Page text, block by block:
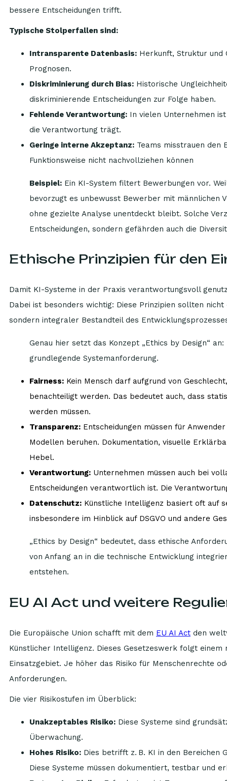
bessere Entscheidungen trifft.
Typische Stolperfallen sind:
Intransparente Datenbasis: Herkunft, Struktur und
Prognosen.
Diskriminierung durch Bias: Historische
diskriminierende Entscheidungen zur Folge haben.
Fehlende Verantwortung: In vielen Unternehmen
die Verantwortung trägt.
Geringe interne Akzeptanz: Teams misstrauen den
Funktionsweise nicht nachvollziehen können
Beispiel: Ein KI-System filtert Bewerbungen vor.
bevorzugt es unbewusst Bewerber mit männlichen
ohne gezielte Analyse unentdeckt bleibt. Solche
Entscheidungen, sondern gefährden auch die
Ethische Prinzipien für den
Damit KI-Systeme in der Praxis verantwortungsvoll
Dabei ist besonders wichtig: Diese Prinzipien sollten
sondern integraler Bestandteil des
Genau hier setzt das Konzept „Ethics by Design“
grundlegende Systemanforderung.
Fairness: Kein Mensch darf aufgrund von
benachteiligt werden. Das bedeutet auch, dass
werden müssen.
Transparenz: Entscheidungen müssen für
Modellen beruhen. Dokumentation, visuelle
Hebel.
Verantwortung: Unternehmen müssen auch bei
Entscheidungen verantwortlich ist. Die
Datenschutz: Künstliche Intelligenz basiert oft auf
insbesondere im Hinblick auf DSGVO und andere
„Ethics by Design“ bedeutet, dass ethische
von Anfang an in die technische Entwicklung
entstehen.
EU AI Act und weitere
Die Europäische Union schafft mit dem EU AI Act den
Künstlicher Intelligenz. Dieses Gesetzeswerk folgt
Einsatzgebiet. Je höher das Risiko für Menschenrechte
Anforderungen.
Die vier Risikostufen im Überblick:
Unakzeptables Risiko: Diese Systeme sind
Überwachung.
Hohes Risiko: Dies betrifft z. B. KI in den Bereichen
Diese Systeme müssen dokumentiert, testbar und